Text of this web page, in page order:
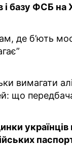
і базу ФСБ
де б’ють
вимагати
що